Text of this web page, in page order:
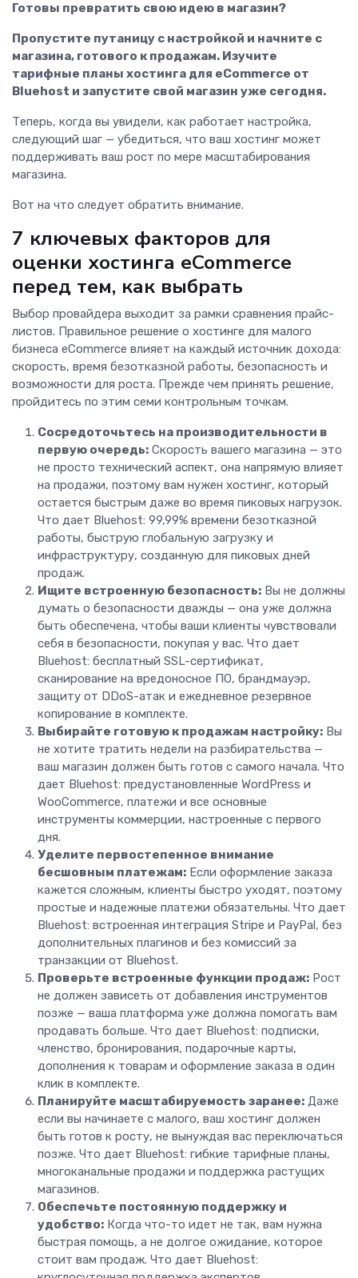
Готовы превратить свою идею в магазин?
Пропустите путаницу с настройкой и начните с
магазина, готового к продажам. Изучите
тарифные планы хостинга для eCommerce от
Bluehost и запустите свой магазин уже сегодня.
Теперь, когда вы увидели, как работает настройка,
следующий шаг — убедиться, что ваш хостинг может
поддерживать ваш рост по мере масштабирования
магазина.
Вот на что следует обратить внимание.
7 ключевых факторов для
оценки хостинга eCommerce
перед тем, как выбрать
Выбор провайдера выходит за рамки сравнения прайс-
листов. Правильное решение о хостинге для малого
бизнеса eCommerce влияет на каждый источник дохода:
скорость, время безотказной работы, безопасность и
возможности для роста. Прежде чем принять решение,
пройдитесь по этим семи контрольным точкам.
Сосредоточьтесь на производительности в
первую очередь: Скорость вашего магазина — это
не просто технический аспект, она напрямую влияет
на продажи, поэтому вам нужен хостинг, который
остается быстрым даже во время пиковых нагрузок.
Что дает Bluehost: 99,99% времени безотказной
работы, быструю глобальную загрузку и
инфраструктуру, созданную для пиковых дней
продаж.
Ищите встроенную безопасность: Вы не должны
думать о безопасности дважды — она уже должна
быть обеспечена, чтобы ваши клиенты чувствовали
себя в безопасности, покупая у вас. Что дает
Bluehost: бесплатный SSL-сертификат,
сканирование на вредоносное ПО, брандмауэр,
защиту от DDoS-атак и ежедневное резервное
копирование в комплекте.
Выбирайте готовую к продажам настройку: Вы
не хотите тратить недели на разбирательства —
ваш магазин должен быть готов с самого начала. Что
дает Bluehost: предустановленные WordPress и
WooCommerce, платежи и все основные
инструменты коммерции, настроенные с первого
дня.
Уделите первостепенное внимание
бесшовным платежам: Если оформление заказа
кажется сложным, клиенты быстро уходят, поэтому
простые и надежные платежи обязательны. Что дает
Bluehost: встроенная интеграция Stripe и PayPal, без
дополнительных плагинов и без комиссий за
транзакции от Bluehost.
Проверьте встроенные функции продаж: Рост
не должен зависеть от добавления инструментов
позже — ваша платформа уже должна помогать вам
продавать больше. Что дает Bluehost: подписки,
членство, бронирования, подарочные карты,
дополнения к товарам и оформление заказа в один
клик в комплекте.
Планируйте масштабируемость заранее: Даже
если вы начинаете с малого, ваш хостинг должен
быть готов к росту, не вынуждая вас переключаться
позже. Что дает Bluehost: гибкие тарифные планы,
многоканальные продажи и поддержка растущих
магазинов.
Обеспечьте постоянную поддержку и
удобство: Когда что-то идет не так, вам нужна
быстрая помощь, а не долгое ожидание, которое
стоит вам продаж. Что дает Bluehost: